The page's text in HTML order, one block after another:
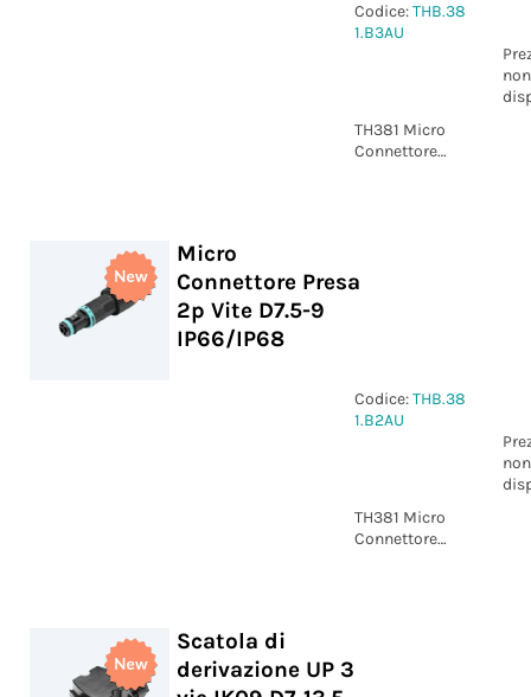
Codice:THB.38
1.B3AU
non
TH381 Micro
Connettore
Micro
Connettore Presa
2p Vite D7.5-9
IP66/IP68
Codice:THB.38
1.B2AU
non
TH381 Micro
Connettore
Scatola di
derivazione UP 3